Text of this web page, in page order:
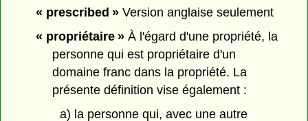
« prescribed »Version anglaise seulement
« propriétaire »À l'égard d'une propriété, la
personne qui est propriétaire d'un
domaine franc dans la propriété. La
présente définition vise également :
a) la personne qui, avec une autre